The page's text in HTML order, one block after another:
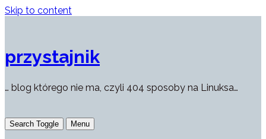
Skip to content
przystajnik
… blog którego nie ma, czyli 404 sposoby na Linuksa…
Search Toggle Menu